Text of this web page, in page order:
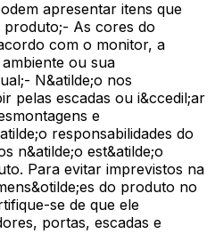
apresentar itens que
produto;- As cores do
com o monitor, a
ou sua
N&atilde;o nos
pelas escadas ou i&ccedil;ar
e
responsabilidades do
n&atilde;o est&atilde;o
Para evitar imprevistos na
do produto no
se de que ele
portas, escadas e